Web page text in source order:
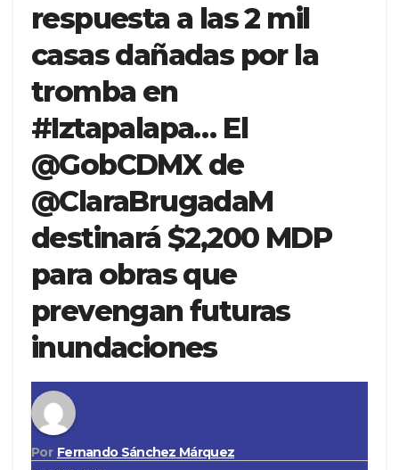
respuesta a las 2 mil
casas dañadas por la
tromba en
#Iztapalapa… El
@GobCDMX de
@ClaraBrugadaM
destinará $2,200 MDP
para obras que
prevengan futuras
inundaciones
Por Fernando Sánchez Márquez